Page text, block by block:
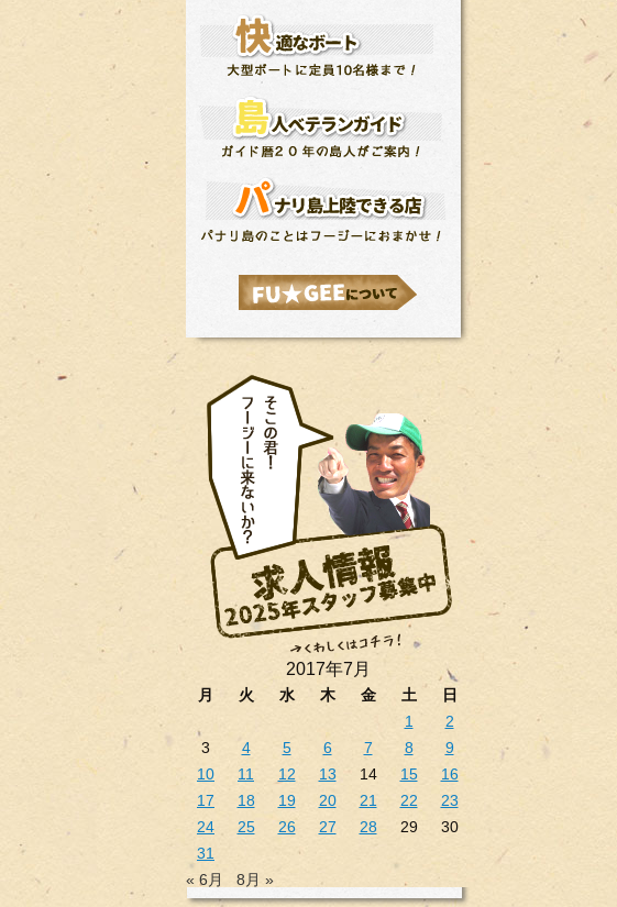
2017年7月
月 火 水 木 金 土
日
1
2
3
4 5 6 7 8
9
10
11 12 13 14 15
16
17
18 19 20 21 22
23
24
25 26 27 28 29
30
31
« 6月
8月 »